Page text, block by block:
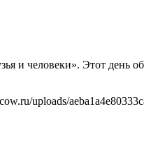
и человеки». Этот
uploads/